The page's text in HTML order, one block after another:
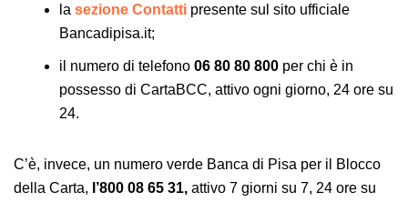
la sezione Contatti presente sul sito ufficiale
Bancadipisa.it;
il numero di telefono 06 80 80 800 per chi è in
possesso di CartaBCC, attivo ogni giorno, 24 ore su
24.
C’è, invece, un numero verde Banca di Pisa per il Blocco
della Carta, l’800 08 65 31, attivo 7 giorni su 7, 24 ore su